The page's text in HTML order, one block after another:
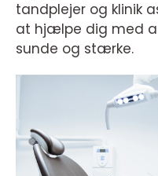
tandplejer og klinik
at hjælpe dig med
sunde og stærke.